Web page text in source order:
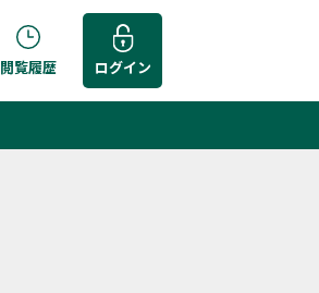
閲覧履歴 ログイン